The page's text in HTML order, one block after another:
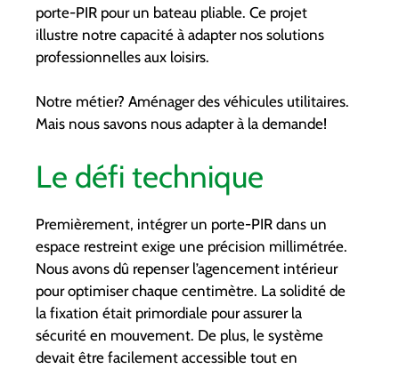
porte-PIR pour un bateau pliable. Ce projet
illustre notre capacité à adapter nos solutions
professionnelles aux loisirs.
Notre métier? Aménager des véhicules utilitaires.
Mais nous savons nous adapter à la demande!
Le défi technique
Premièrement, intégrer un porte-PIR dans un
espace restreint exige une précision millimétrée.
Nous avons dû repenser l’agencement intérieur
pour optimiser chaque centimètre. La solidité de
la fixation était primordiale pour assurer la
sécurité en mouvement. De plus, le système
devait être facilement accessible tout en